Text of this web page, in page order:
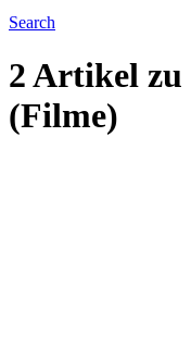
Search
2 Artikel zu
(Filme)